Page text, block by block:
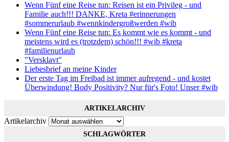
Wenn Fünf eine Reise tun: Reisen ist ein Privileg - und
Familie auch!!! DANKE, Kreta #erinnerungen
#sommerurlaub #wennkindergroßwerden #wib
Wenn Fünf eine Reise tun: Es kommt wie es kommt - und
meistens wird es (trotzdem) schön!!! #wib #kreta
#familienurlaub
"Versklavt"
Liebesbrief an meine Kinder
Der erste Tag im Freibad ist immer aufregend - und kostet
Überwindung! Body Positivity? Nur für's Foto! Unser #wib
ARTIKELARCHIV
Artikelarchiv
SCHLAGWÖRTER